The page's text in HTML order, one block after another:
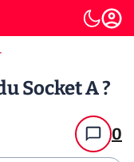
Socket A ?
0